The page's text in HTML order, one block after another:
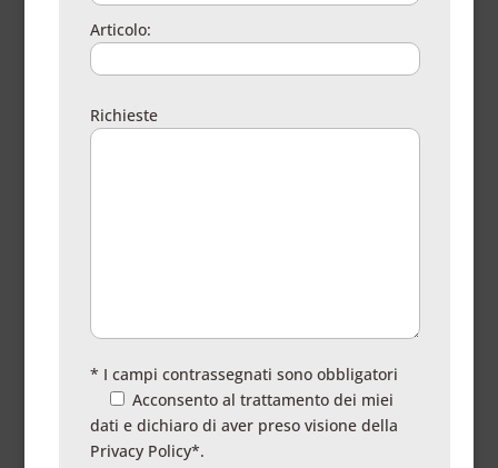
Articolo:
Richieste
* I campi contrassegnati sono obbligatori
Acconsento al trattamento dei miei
dati e dichiaro di aver preso visione della
Privacy Policy*.